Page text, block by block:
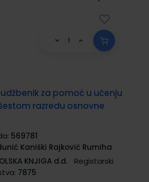
udžbenik za pomoć u učenju
razredu osnovne
569781
Kaniški Rajković Rumiha
KNJIGA d.d.
Registarski
7875